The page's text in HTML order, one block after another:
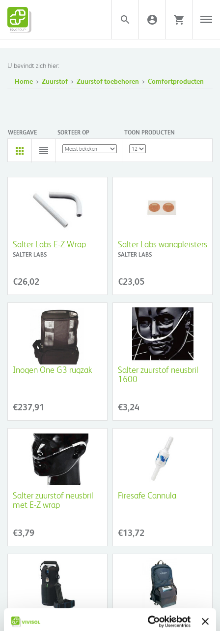
U bevindt zich hier:
Home Zuurstof Zuurstof toebehoren Comfortproducten
WEERGAVE SORTEER OP TOON PRODUCTEN
Salter Labs E-Z Wrap
SALTER LABS
€26,02
Salter Labs wangpleisters
SALTER LABS
€23,05
Inogen One G3 rugzak
€237,91
Salter zuurstof neusbril
1600
€3,24
Salter zuurstof neusbril
met E-Z wrap
€3,79
Firesafe Cannula
€13,72
Invacare Homefill
One G5 carry backpack